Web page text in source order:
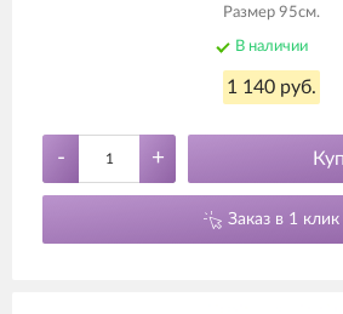
Размер 95см.
В наличии
1 140 руб.
- +
Заказ в 1 клик